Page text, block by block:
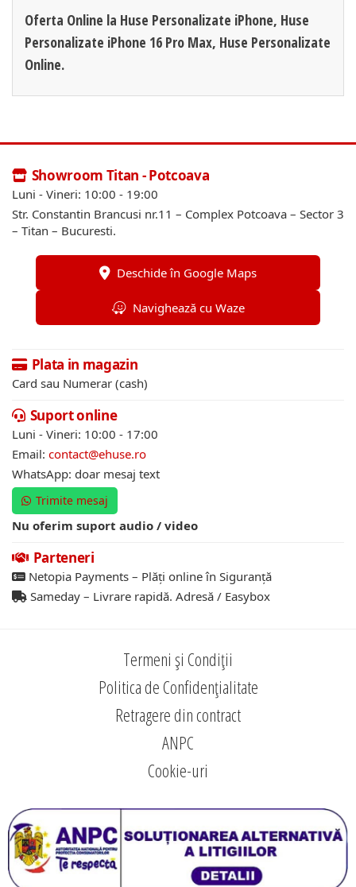
Oferta Online la Huse Personalizate iPhone, Huse
Personalizate iPhone 16 Pro Max, Huse Personalizate
Online.
Showroom Titan - Potcoava
Luni - Vineri: 10:00 - 19:00
Str. Constantin Brancusi nr.11 – Complex Potcoava – Sector 3
– Titan – Bucuresti.
Deschide în Google Maps
Navighează cu Waze
Plata in magazin
Card sau Numerar (cash)
Suport online
Luni - Vineri: 10:00 - 17:00
Email: contact@ehuse.ro
WhatsApp: doar mesaj text
Trimite mesaj
Nu oferim suport audio / video
Parteneri
Netopia Payments – Plăți online în Siguranță
Sameday – Livrare rapidă. Adresă / Easybox
Termeni și Condiții
Politica de Confidențialitate
Retragere din contract
ANPC
Cookie-uri